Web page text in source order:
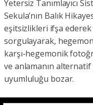
Yetersiz Tanımlayıcı
Sekula’nın Balık
eşitsizlikleri ifşa
sorgulayarak,
karşı-hegemonik
ve anlamanın
uyumluluğu bozar.